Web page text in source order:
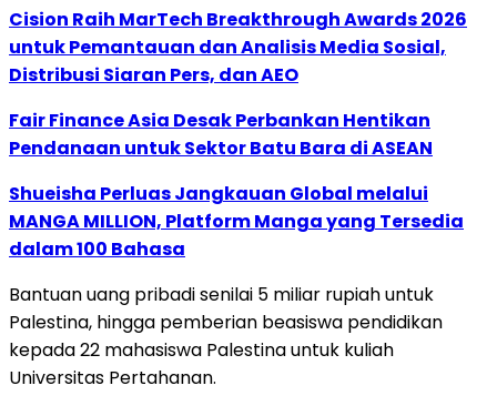
Cision Raih MarTech Breakthrough Awards 2026
untuk Pemantauan dan Analisis Media Sosial,
Distribusi Siaran Pers, dan AEO
Fair Finance Asia Desak Perbankan Hentikan
Pendanaan untuk Sektor Batu Bara di ASEAN
Shueisha Perluas Jangkauan Global melalui
MANGA MILLION, Platform Manga yang Tersedia
dalam 100 Bahasa
Bantuan uang pribadi senilai 5 miliar rupiah untuk
Palestina, hingga pemberian beasiswa pendidikan
kepada 22 mahasiswa Palestina untuk kuliah
Universitas Pertahanan.